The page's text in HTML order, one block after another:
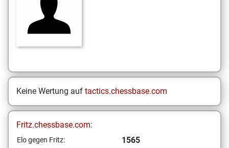
Keine Wertung auf tactics.chessbase.com
Fritz.chessbase.com:
Elo gegen Fritz: 1565